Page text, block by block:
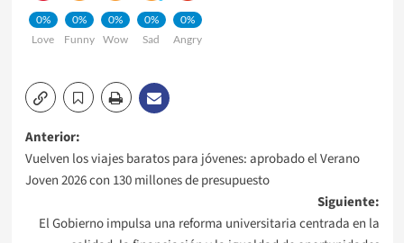
0%
Love
0%
Funny
0%
Wow
0%
Sad
0%
Angry
Navegación
de
entradas
Anterior:
Vuelven los viajes baratos para jóvenes: aprobado el Verano
Joven 2026 con 130 millones de presupuesto
Siguiente:
El Gobierno impulsa una reforma universitaria centrada en la